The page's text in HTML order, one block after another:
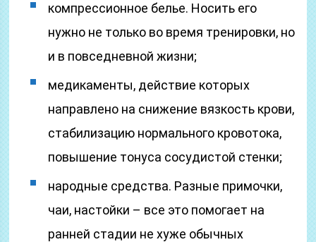
компрессионное белье. Носить его
нужно не только во время тренировки, но
и в повседневной жизни;
медикаменты, действие которых
направлено на снижение вязкость крови,
стабилизацию нормального кровотока,
повышение тонуса сосудистой стенки;
народные средства. Разные примочки,
чаи, настойки – все это помогает на
ранней стадии не хуже обычных